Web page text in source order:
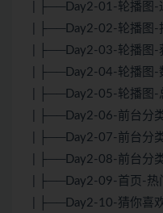
| ├──Day2-01-轮播图-
| ├──Day2-02-轮播图-
| ├──Day2-03-轮播图-
| ├──Day2-04-轮播图-
| ├──Day2-05-轮播图-
| ├──Day2-06-前台分
| ├──Day2-07-前台分
| ├──Day2-08-前台分
| ├──Day2-09-首页-热
| ├──Day2-10-猜你喜